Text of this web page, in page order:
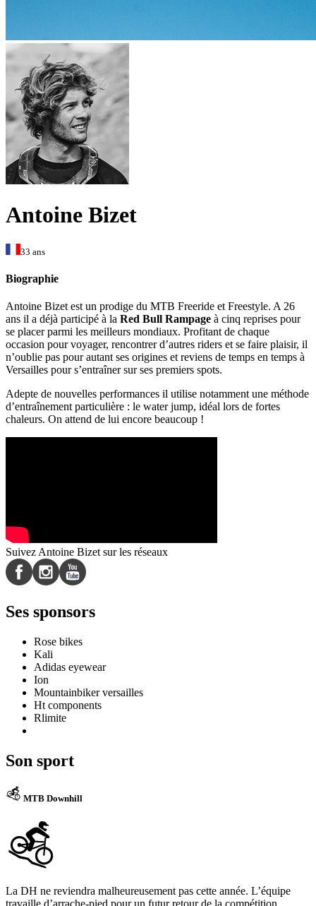
Antoine Bizet
33 ans
Biographie
Antoine Bizet est un prodige du MTB Freeride et Freestyle. A 26
ans il a déjà participé à la Red Bull Rampage à cinq reprises pour
se placer parmi les meilleurs mondiaux. Profitant de chaque
occasion pour voyager, rencontrer d’autres riders et se faire plaisir, il
n’oublie pas pour autant ses origines et reviens de temps en temps à
Versailles pour s’entraîner sur ses premiers spots.
Adepte de nouvelles performances il utilise notamment une méthode
d’entraînement particulière : le water jump, idéal lors de fortes
chaleurs. On attend de lui encore beaucoup !
Suivez Antoine Bizet sur les réseaux
Ses sponsors
Rose bikes
Kali
Adidas eyewear
Ion
Mountainbiker versailles
Ht components
Rlimite
Son sport
MTB Downhill
La DH ne reviendra malheureusement pas cette année. L’équipe